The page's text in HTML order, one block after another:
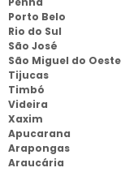
Porto Belo
Rio do Sul
São José
São Miguel do Oeste
Tijucas
Timbó
Videira
Xaxim
Apucarana
Arapongas
Araucária